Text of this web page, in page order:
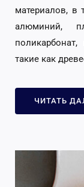
материалов, в
алюминий,
такие как
ЧИТАТЬ